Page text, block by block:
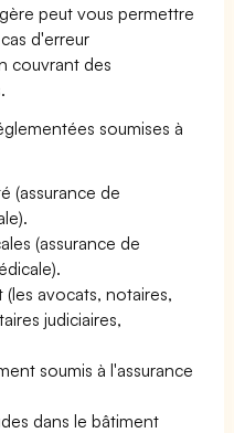
peut vous permettre
d'erreur
couvrant des
soumises à
(assurance de
(assurance de
avocats, notaires,
judiciaires,
soumis à l'assurance
dans le bâtiment